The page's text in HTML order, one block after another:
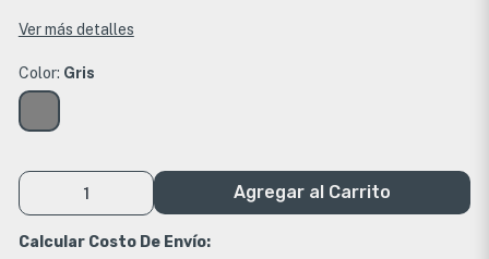
Ver más detalles
Color: Gris
Agregar al Carrito
Calcular Costo De Envío: